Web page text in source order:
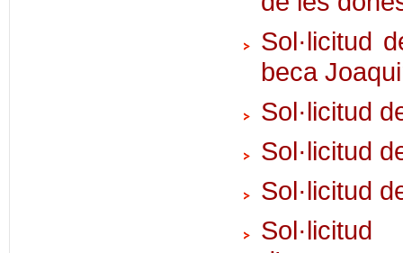
Sol·licitud
beca
Sol·licitud
Sol·licitud
Sol·licitud